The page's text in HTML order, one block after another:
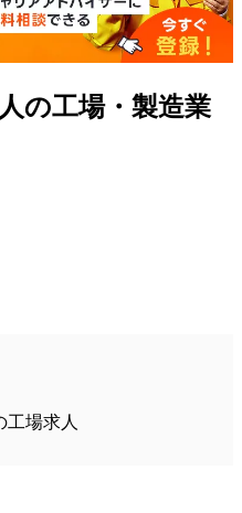
の工場・製造業
工場求人